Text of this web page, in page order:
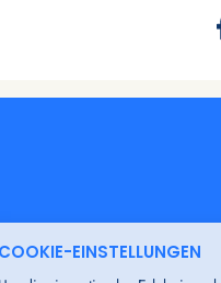
bewerben Sie sich
COOKIE-EINSTELLUNGEN